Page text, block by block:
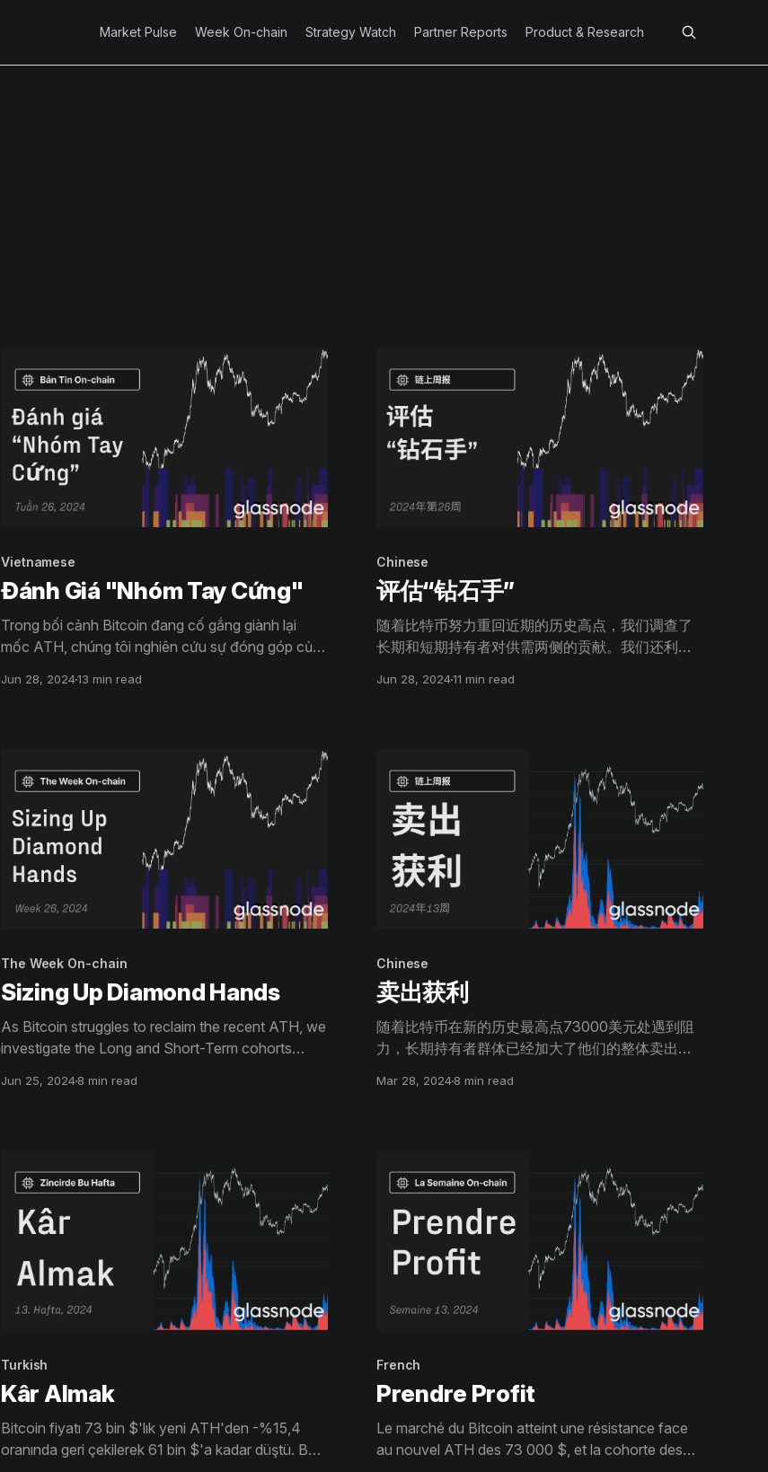
Market Pulse Week On-chain Strategy Watch Partner Reports Product & Research
Vietnamese
Đánh Giá "Nhóm Tay Cứng"
Trong bối cảnh Bitcoin đang cố gắng giành lại
mốc ATH, chúng tôi nghiên cứu sự đóng góp của
nguồn cung và cầu, đồng thời tận dụng các số liệu
Jun 28, 202413 min read
Chinese
评估“钻石手”
随着比特币努力重回近期的历史高点，我们调查了
长期和短期持有者对供需两侧的贡献。我们还利用
为和市场影响。
Jun 28, 202411 min read
The Week On-chain
Sizing Up Diamond Hands
As Bitcoin struggles to reclaim the recent ATH, we
investigate the Long and Short-Term cohorts
also leverage the new breakdown metrics to
Jun 25, 20248 min read
Chinese
卖出获利
随着比特币在新的历史最高点73000美元处遇到阻
力，长期持有者群体已经加大了他们的整体卖出压
投资者开始撤离赌桌。
Mar 28, 20248 min read
Turkish
Kâr Almak
Bitcoin fiyatı 73 bin $'lık yeni ATH'den -%15,4
oranında geri çekilerek 61 bin $'a kadar düştü. Bu,
French
Prendre Profit
Le marché du Bitcoin atteint une résistance face
au nouvel ATH des 73 000 $, et la cohorte des